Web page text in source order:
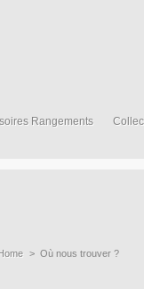
Rangements
> Où nous trouver ?